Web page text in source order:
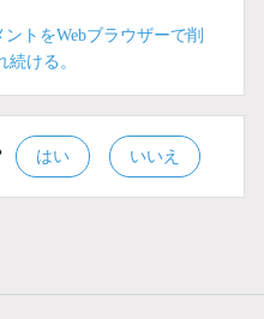
トをWebブラウザーで削
ける。
はい いいえ